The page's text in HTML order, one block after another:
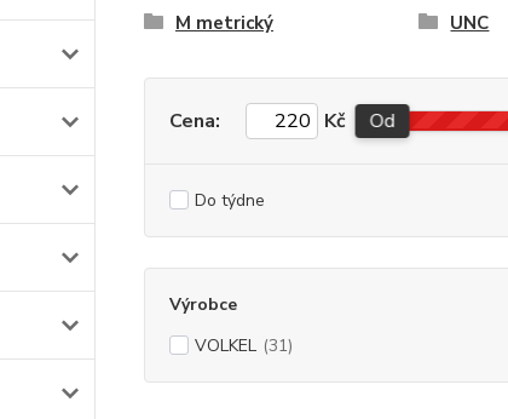
M metrický UNC
Cena: Kč Od
Do týdne
Výrobce
VOLKEL (31)